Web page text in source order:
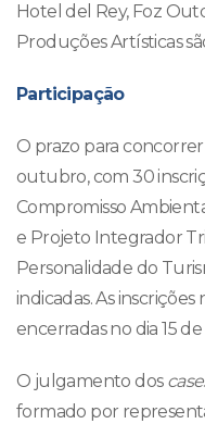
Hotel del Rey, Foz
Produções Artísticas
Participação
O prazo para
outubro, com 30
Compromisso
e Projeto Integrador
Personalidade do
indicadas. As
encerradas no dia 15
O julgamento dos
formado por